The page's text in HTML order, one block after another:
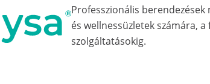
Professzionális berendezések
és wellnessüzletek számára,
szolgáltatásokig.